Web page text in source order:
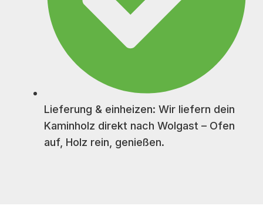
Lieferung & einheizen: Wir liefern dein
Kaminholz direkt nach Wolgast – Ofen
auf, Holz rein, genießen.